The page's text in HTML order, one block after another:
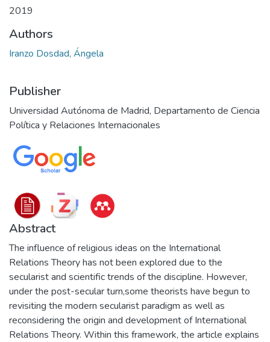
2019
Authors
Iranzo Dosdad, Ángela
Publisher
Universidad Autónoma de Madrid, Departamento de Ciencia
Política y Relaciones Internacionales
Abstract
The influence of religious ideas on the International
Relations Theory has not been explored due to the
secularist and scientific trends of the discipline. However,
under the post-secular turn,some theorists have begun to
revisiting the modern secularist paradigm as well as
reconsidering the origin and development of International
Relations Theory. Within this framework, the article explains